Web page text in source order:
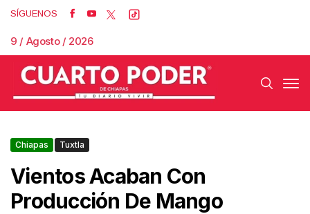
SÍGUENOS
9 / Agosto / 2026
Chiapas Tuxtla
Vientos Acaban Con
Producción De Mango